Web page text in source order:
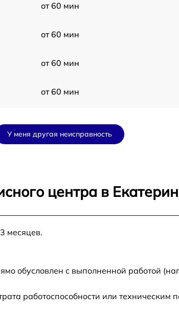
от 60 мин
от 60 мин
от 60 мин
от 60 мин
от 60 мин
У меня другая неисправность
центра в
месяцев.
обусловлен с выполненной работой
работоспособности или